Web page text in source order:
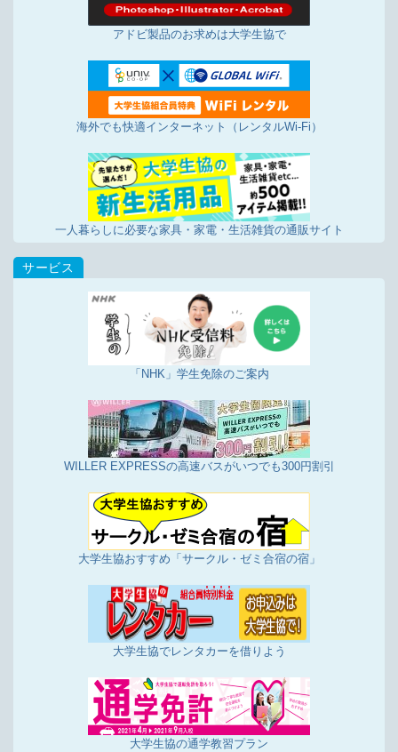
アドビ製品のお求めは大学生協で
海外でも快適インターネット（レンタルWi-Fi）
一人暮らしに必要な家具・家電・生活雑貨の通販サイト
「NHK」学生免除のご案内
WILLER EXPRESSの高速バスがいつでも300円割引
大学生協おすすめ「サークル・ゼミ合宿の宿」
大学生協でレンタカーを借りよう
大学生協の通学教習プラン